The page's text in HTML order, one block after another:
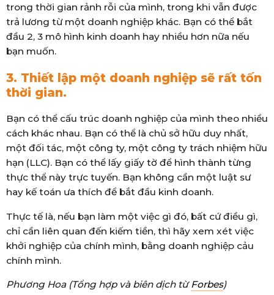
trong thời gian rảnh rỗi của mình, trong khi vẫn được
trả lương từ một doanh nghiệp khác. Bạn có thể bắt
đầu 2, 3 mô hình kinh doanh hay nhiều hơn nữa nếu
bạn muốn.
3. Thiết lập một doanh nghiệp sẽ rất tốn
thời gian.
Bạn có thể cấu trúc doanh nghiệp của mình theo nhiều
cách khác nhau. Bạn có thể là chủ sở hữu duy nhất,
một đối tác, một công ty, một công ty trách nhiệm hữu
hạn (LLC). Bạn có thể lấy giấy tờ để hình thành từng
thực thể này trực tuyến. Bạn không cần một luật sư
hay kế toán ưa thích để bắt đầu kinh doanh.
Thực tế là, nếu bạn làm một việc gì đó, bất cứ điều gì,
chỉ cần liên quan đến kiếm tiền, thì hãy xem xét việc
khởi nghiệp của chính mình, bằng doanh nghiệp cảu
chính mình.
Phương Hoa (Tổng hợp và biên dịch từForbes)